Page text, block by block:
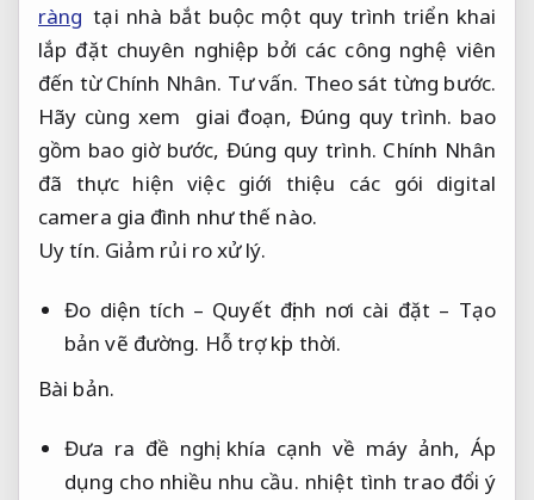
ràng tại nhà bắt buộc một quy trình triển khai
lắp đặt chuyên nghiệp bởi các công nghệ viên
đến từ Chính Nhân. Tư vấn. Theo sát từng bước.
Hãy cùng xem giai đoạn, Đúng quy trình. bao
gồm bao giờ bước,Đúng quy trình. Chính Nhân
đã thực hiện việc giới thiệu các gói digital
camera gia đình như thế nào.
Uy tín. Giảm rủi ro xử lý.
Đo diện tích – Quyết định nơi cài đặt – Tạo
bản vẽ đường. Hỗ trợ kịp thời.
Bài bản.
Đưa ra đề nghị khía cạnh về máy ảnh, Áp
dụng cho nhiều nhu cầu. nhiệt tình trao đổi ý